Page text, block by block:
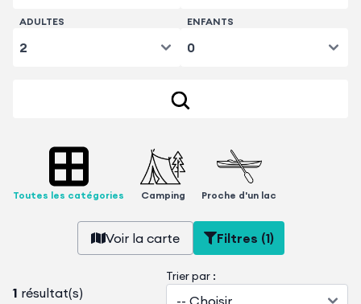
ADULTES ENFANTS
Toutes les catégories Camping Proche d'un lac
Voir la carte Filtres (1)
1 résultat(s)
Trier par :